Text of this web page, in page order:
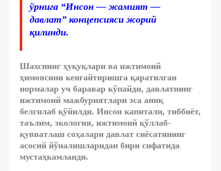
ўрнига “Инсон — жамият —
давлат” концепсияси жорий
қилинди.
Шахснинг ҳуқуқлари ва ижтимоий
ҳимоясини кенгайтиришга қаратилган
нормалар уч баравар кўпайди, давлатнинг
ижтимоий мажбуриятлари эса аниқ
белгилаб қўйилди. Инсон капитали, тиббиёт,
таълим, экология, ижтимоий қўллаб-
қувватлаш соҳалари давлат сиёсатининг
асосий йўналишларидан бири сифатида
мустаҳкамланди.